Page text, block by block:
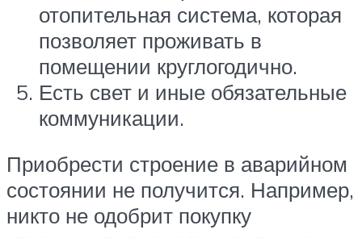
отопительная система, которая
позволяет проживать в
помещении круглогодично.
Есть свет и иные обязательные
коммуникации.
Приобрести строение в аварийном
состоянии не получится. Например,
никто не одобрит покупку